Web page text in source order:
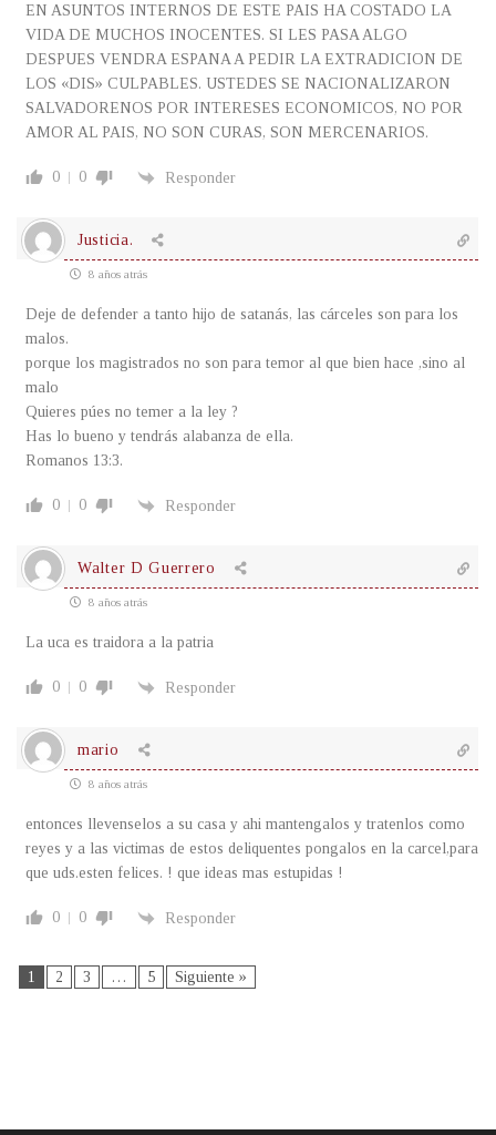
EN ASUNTOS INTERNOS DE ESTE PAIS HA COSTADO LA
VIDA DE MUCHOS INOCENTES. SI LES PASA ALGO
DESPUES VENDRA ESPANA A PEDIR LA EXTRADICION DE
LOS «DIS» CULPABLES. USTEDES SE NACIONALIZARON
SALVADORENOS POR INTERESES ECONOMICOS, NO POR
AMOR AL PAIS, NO SON CURAS, SON MERCENARIOS.
0 0 Responder
Justicia.
8 años atrás
Deje de defender a tanto hijo de satanás, las cárceles son para los
malos.
porque los magistrados no son para temor al que bien hace ,sino al
malo
Quieres púes no temer a la ley ?
Has lo bueno y tendrás alabanza de ella.
Romanos 13:3.
0 0 Responder
Walter D Guerrero
8 años atrás
La uca es traidora a la patria
0 0 Responder
mario
8 años atrás
entonces llevenselos a su casa y ahi mantengalos y tratenlos como
reyes y a las victimas de estos deliquentes pongalos en la carcel,para
que uds.esten felices. ! que ideas mas estupidas !
0 0 Responder
1 2 3 … 5 Siguiente »